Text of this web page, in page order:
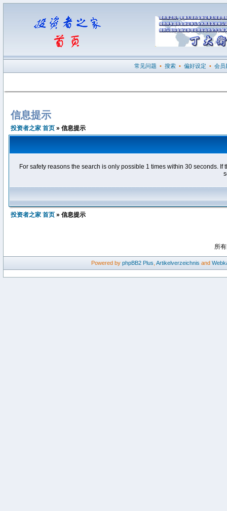
常见问题 • 搜索 • 偏好设定 • 会员
信息提示
投资者之家 首页 » 信息提示
For safety reasons the search is only possible 1 times within 30 seconds.
投资者之家 首页 » 信息提示
所
Powered by phpBB2 Plus Artikelverzeichnis and